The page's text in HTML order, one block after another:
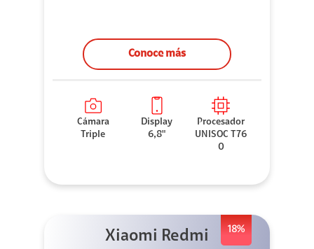
Conoce más
Cámara
Triple
Display
6,8"
Procesador
UNISOC T76
0
18%
Xiaomi Redmi